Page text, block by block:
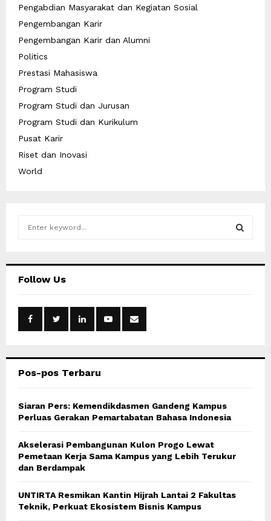
Pengabdian Masyarakat dan Kegiatan Sosial
Pengembangan Karir
Pengembangan Karir dan Alumni
Politics
Prestasi Mahasiswa
Program Studi
Program Studi dan Jurusan
Program Studi dan Kurikulum
Pusat Karir
Riset dan Inovasi
World
hFollow Us
Pos-pos Terbaru
Siaran Pers: Kemendikdasmen Gandeng Kampus
Perluas Gerakan Pemartabatan Bahasa Indonesia
Akselerasi Pembangunan Kulon Progo Lewat
Pemetaan Kerja Sama Kampus yang Lebih Terukur
dan Berdampak
UNTIRTA Resmikan Kantin Hijrah Lantai 2 Fakultas
Teknik, Perkuat Ekosistem Bisnis Kampus